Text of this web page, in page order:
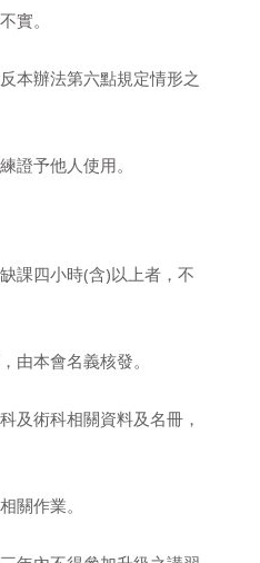
實。
本辦法第六點規定情形之
證予他人使用。
課四小時(含)以上者，不
由本會名義核發。
及術科相關資料及名冊，
關作業。